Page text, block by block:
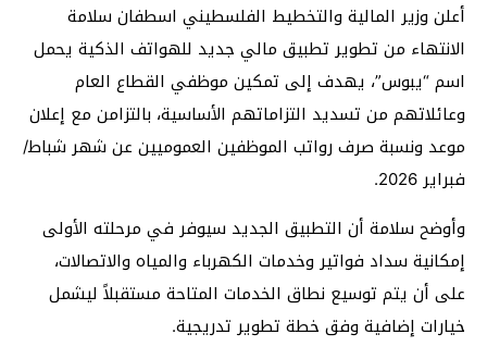
أعلن وزير المالية والتخطيط الفلسطيني اسطفان سلامة
الانتهاء من تطوير تطبيق مالي جديد للهواتف الذكية يحمل
اسم “يبوس”، يهدف إلى تمكين موظفي القطاع العام
وعائلاتهم من تسديد التزاماتهم الأساسية، بالتزامن مع إعلان
موعد ونسبة صرف رواتب الموظفين العموميين عن شهر شباط/
فبراير 2026.
وأوضح سلامة أن التطبيق الجديد سيوفر في مرحلته الأولى
إمكانية سداد فواتير وخدمات الكهرباء والمياه والاتصالات،
على أن يتم توسيع نطاق الخدمات المتاحة مستقبلاً ليشمل
خيارات إضافية وفق خطة تطوير تدريجية.